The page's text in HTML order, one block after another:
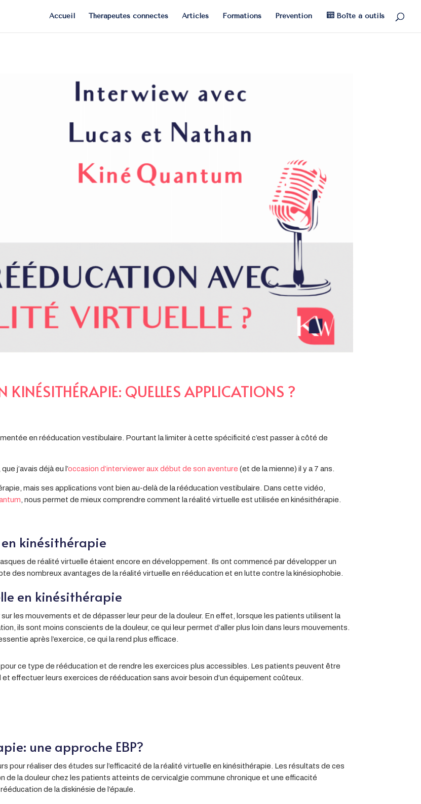
Accueil Thérapeutes connectés Articles Formations Prévention Boîte à outils
KINÉSITHÉRAPIE: QUELLES APPLICATIONS ?
en rééducation vestibulaire. Pourtant la limiter à cette spécificité c’est passer à côté de
j’avais déjà eu l’occasion d’interviewer aux début de son aventure (et de la mienne) il y a 7 ans.
mais ses applications vont bien au-delà de la rééducation vestibulaire. Dans cette vidéo,
, nous permet de mieux comprendre comment la réalité virtuelle est utilisée en kinésithérapie.
kinésithérapie
de réalité virtuelle étaient encore en développement. Ils ont commencé par développer un
des nombreux avantages de la réalité virtuelle en rééducation et en lutte contre la kinésiophobie.
en kinésithérapie
les mouvements et de dépasser leur peur de la douleur. En effet, lorsque les patients utilisent la
ils sont moins conscients de la douleur, ce qui leur permet d’aller plus loin dans leurs mouvements.
après l’exercice, ce qui la rend plus efficace.
ce type de rééducation et de rendre les exercices plus accessibles. Les patients peuvent être
effectuer leurs exercices de rééducation sans avoir besoin d’un équipement coûteux.
une approche EBP?
pour réaliser des études sur l’efficacité de la réalité virtuelle en kinésithérapie. Les résultats de ces
la douleur chez les patients atteints de cervicalgie commune chronique et une efficacité
de la diskinésie de l’épaule.